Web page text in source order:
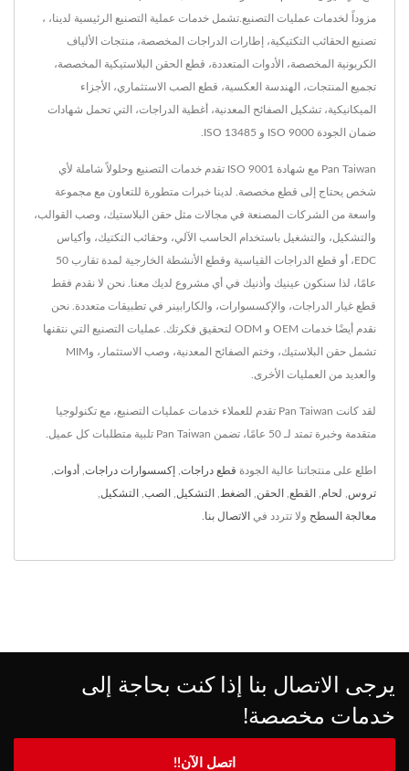
مزوداً لخدمات عمليات التصنيع.تشمل خدمات عملية التصنيع الرئيسية لدينا، ،
تصنيع الحقائب التكتيكية، إطارات الدراجات المخصصة، منتجات الألياف
الكربونية المخصصة، الأدوات المتعددة، قطع الحقن البلاستيكية المخصصة،
تجميع المنتجات، الهندسة العكسية، قطع الصب الاستثماري، الأجزاء
الميكانيكية، تشكيل الصفائح المعدنية، أغطية الدراجات، التي تحمل شهادات
ضمان الجودة ISO 9000 و ISO 13485.
Pan Taiwan مع شهادة ISO 9001 تقدم خدمات التصنيع وحلولاً شاملة لأي
شخص يحتاج إلى قطع مخصصة. لدينا خبرات متطورة للتعاون مع مجموعة
واسعة من الشركات المصنعة في مجالات مثل حقن البلاستيك، وصب القوالب،
والتشكيل، والتشغيل باستخدام الحاسب الآلي، وحقائب التكتيك، وأكياس
EDC، أو قطع الدراجات القياسية وقطع الأنشطة الخارجية لمدة تقارب 50
عامًا، لذا سنكون عينيك وأذنيك في أي مشروع لديك معنا. نحن لا نقدم فقط
قطع غيار الدراجات، والإكسسوارات، والكارابينر في تطبيقات متعددة. نحن
نقدم أيضًا خدمات OEM و ODM لتحقيق فكرتك. عمليات التصنيع التي نتقنها
تشمل حقن البلاستيك، وختم الصفائح المعدنية، وصب الاستثمار، وMIM
والعديد من العمليات الأخرى.
لقد كانت Pan Taiwan تقدم للعملاء خدمات عمليات التصنيع، مع تكنولوجيا
متقدمة وخبرة تمتد لـ 50 عامًا، تضمن Pan Taiwan تلبية متطلبات كل عميل.
اطلع على منتجاتنا عالية الجودة قطع دراجات إكسسوارات دراجات أدوات
تروس لحام القطع الحقن الضغط التشكيل الصب التشكيل
معالجة السطح ولا تتردد في الاتصال بنا
يرجى الاتصال بنا إذا كنت بحاجة إلى
خدمات مخصصة!
اتصل الآن!!